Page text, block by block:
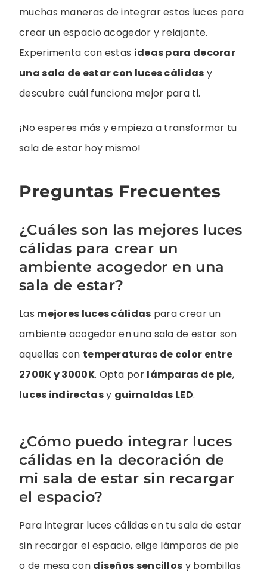
muchas maneras de integrar estas luces para
crear un espacio acogedor y relajante.
Experimenta con estas ideas para decorar
una sala de estar con luces cálidas y
descubre cuál funciona mejor para ti.
¡No esperes más y empieza a transformar tu
sala de estar hoy mismo!
Preguntas Frecuentes
¿Cuáles son las mejores luces
cálidas para crear un
ambiente acogedor en una
sala de estar?
Las mejores luces cálidas para crear un
ambiente acogedor en una sala de estar son
aquellas con temperaturas de color entre
2700K y 3000K. Opta por lámparas de pie,
luces indirectasy guirnaldas LED.
¿Cómo puedo integrar luces
cálidas en la decoración de
mi sala de estar sin recargar
el espacio?
Para integrar luces cálidas en tu sala de estar
sin recargar el espacio, elige lámparas de pie
o de mesa con diseños sencillos y bombillas